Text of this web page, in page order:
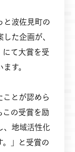
と波佐見町の
た企画が、
にて大賞を受
す。
ことが認めら
この受賞を励
、地域活性化
。」と受賞の